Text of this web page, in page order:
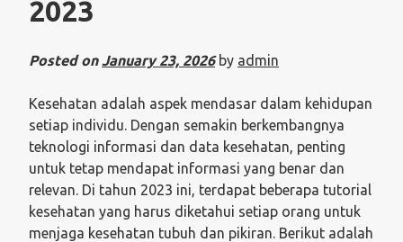
2023
Posted onJanuary 23, 2026by admin
Kesehatan adalah aspek mendasar dalam kehidupan
setiap individu. Dengan semakin berkembangnya
teknologi informasi dan data kesehatan, penting
untuk tetap mendapat informasi yang benar dan
relevan. Di tahun 2023 ini, terdapat beberapa tutorial
kesehatan yang harus diketahui setiap orang untuk
menjaga kesehatan tubuh dan pikiran. Berikut adalah